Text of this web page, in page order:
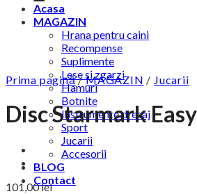
Acasa
MAGAZIN
Hrana pentru caini
Recompense
Suplimente
Lese si zgarzi
Hamuri
Botnite
Instrumente dresaj
Sport
Jucarii
Accesorii
BLOG
Contact
Prima pagină / MAGAZIN / Jucarii
Disc Starmark
101,00lei